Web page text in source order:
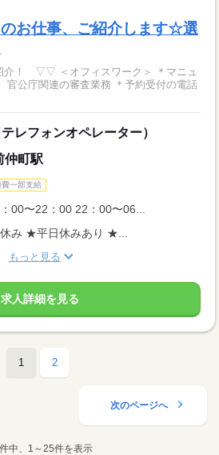
お仕事、ご紹介します☆選
ーク＞ ＊マニュ
公庁関連の審査業務 ＊予約受付の電話
レフォンオペレーター）
仲町駅
費一部支給
00〜22：00 22：00〜06...
み ★平日休みあり ★...
もっと見る
求人詳細を見る
1 2
次のページへ
中、1～25件を表示